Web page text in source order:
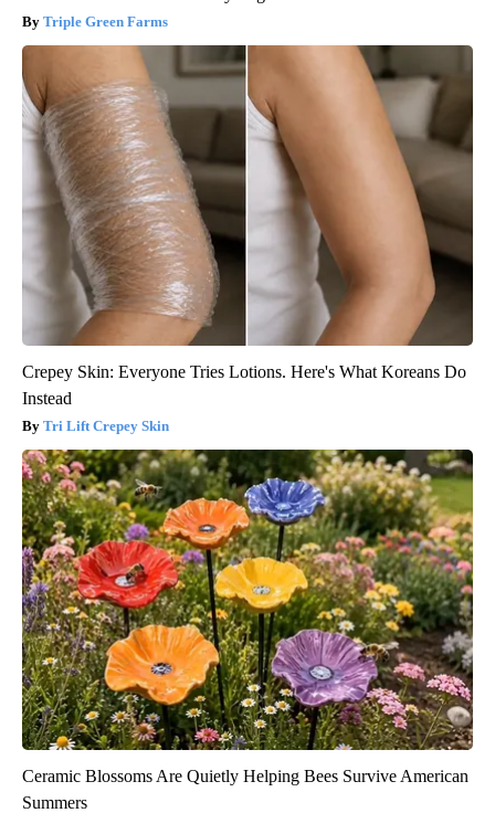
Triple Green Farms
Crepey Skin: Everyone Tries Lotions. Here's What Koreans Do
Instead
Tri Lift Crepey Skin
Ceramic Blossoms Are Quietly Helping Bees Survive American
Summers